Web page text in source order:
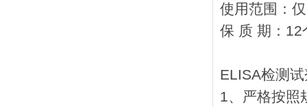
使用范围：
保 质 期：12
ELISA检测
1、严格按照